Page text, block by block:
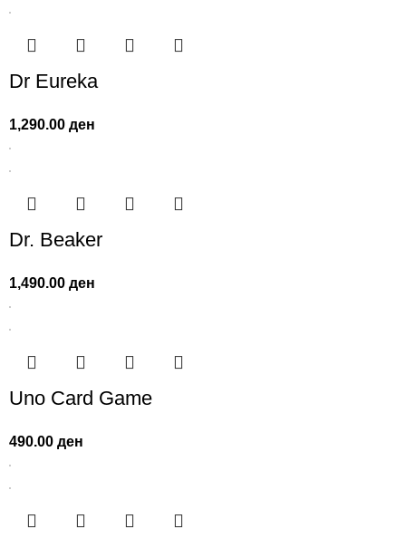
Dr Eureka
1,290.00ден
Dr. Beaker
1,490.00ден
Uno Card Game
490.00ден